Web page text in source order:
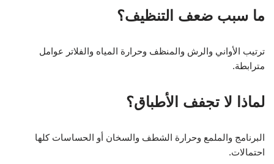
ما سبب ضعف التنظيف؟
ترتيب الأواني والرش والمنظف وحرارة المياه والفلاتر عوامل
مترابطة.
لماذا لا تجفف الأطباق؟
البرنامج والملمع وحرارة الشطف والسخان أو الحساسات كلها
احتمالات.